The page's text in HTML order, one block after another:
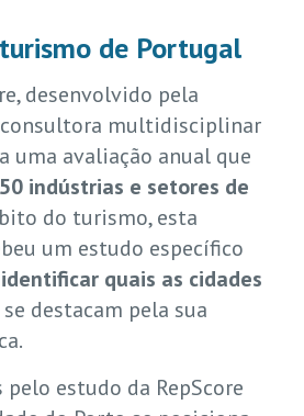
de Portugal
desenvolvido pela
consultora multidisciplinar
uma avaliação anual que
50 indústrias e setores de
do turismo, esta
um estudo específico
identificar quais as cidades
destacam pela sua
estudo da RepScore